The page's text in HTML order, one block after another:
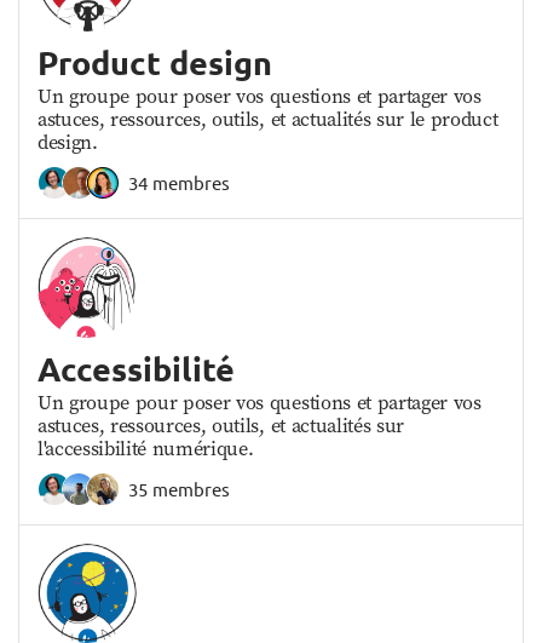
Product design
Un groupe pour poser vos questions et partager vos
astuces, ressources, outils, et actualités sur le product
design.
34 membres
Accessibilité
Un groupe pour poser vos questions et partager vos
astuces, ressources, outils, et actualités sur
l'accessibilité numérique.
35 membres